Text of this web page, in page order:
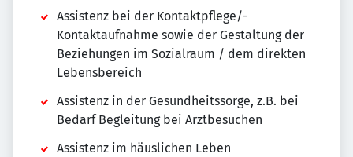
Assistenz bei der Kontaktpflege/-
Kontaktaufnahme sowie der Gestaltung der
Beziehungen im Sozialraum / dem direkten
Lebensbereich
Assistenz in der Gesundheitssorge, z.B. bei
Bedarf Begleitung bei Arztbesuchen
Assistenz im häuslichen Leben